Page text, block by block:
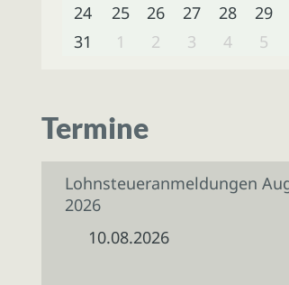
24
25 26 27 28 29
31
1 2 3 4 5
Termine
Lohnsteueranmeldungen
2026
10.08.2026